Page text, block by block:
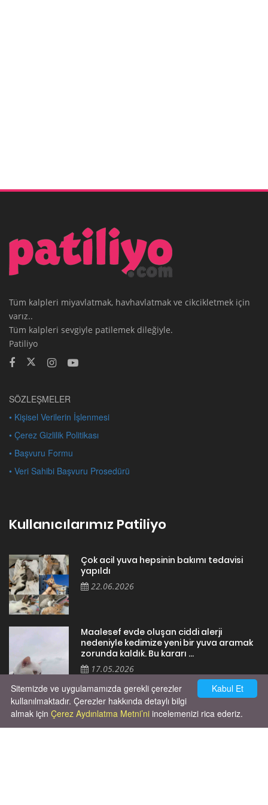
Tüm kalpleri miyavlatmak, havhavlatmak ve cikcikletmek için
varız..
Tüm kalpleri sevgiyle patilemek dileğiyle.
Patiliyo
SÖZLEŞMELER
• Kişisel Verilerin İşlenmesi
• Çerez Gizlilik Politikası
• Başvuru Formu
• Veri Sahibi Başvuru Prosedürü
Kullanıcılarımız Patiliyo
Çok acil yuva hepsinin bakımı tedavisi
yapıldı
22.06.2026
Maalesef evde oluşan ciddi alerji
nedeniyle kedimize yeni bir yuva aramak
zorunda kaldık. Bu kararı ...
17.05.2026
Kabul Et
Sitemizde ve uygulamamızda gerekli çerezler
kullanılmaktadır. Çerezler hakkında detaylı bilgi
almak için Çerez Aydınlatma Metni’ni incelemenizi rica ederiz.